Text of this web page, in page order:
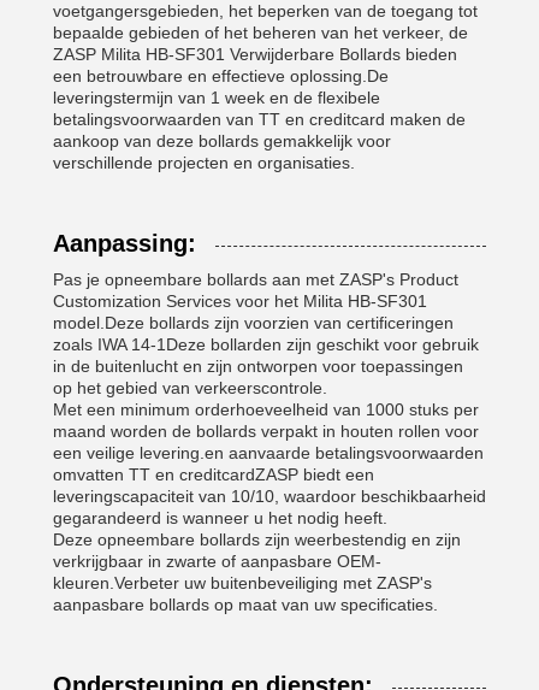
voetgangersgebieden, het beperken van de toegang tot
bepaalde gebieden of het beheren van het verkeer, de
ZASP Milita HB-SF301 Verwijderbare Bollards bieden
een betrouwbare en effectieve oplossing.De
leveringstermijn van 1 week en de flexibele
betalingsvoorwaarden van TT en creditcard maken de
aankoop van deze bollards gemakkelijk voor
verschillende projecten en organisaties.
Aanpassing:
Pas je opneembare bollards aan met ZASP's Product
Customization Services voor het Milita HB-SF301
model.Deze bollards zijn voorzien van certificeringen
zoals IWA 14-1Deze bollarden zijn geschikt voor gebruik
in de buitenlucht en zijn ontworpen voor toepassingen
op het gebied van verkeerscontrole.
Met een minimum orderhoeveelheid van 1000 stuks per
maand worden de bollards verpakt in houten rollen voor
een veilige levering.en aanvaarde betalingsvoorwaarden
omvatten TT en creditcardZASP biedt een
leveringscapaciteit van 10/10, waardoor beschikbaarheid
gegarandeerd is wanneer u het nodig heeft.
Deze opneembare bollards zijn weerbestendig en zijn
verkrijgbaar in zwarte of aanpasbare OEM-
kleuren.Verbeter uw buitenbeveiliging met ZASP's
aanpasbare bollards op maat van uw specificaties.